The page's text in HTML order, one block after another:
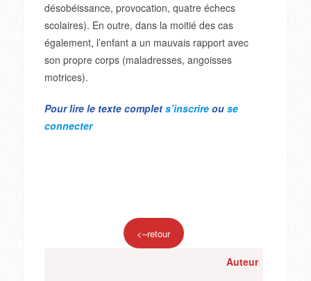
désobéissance, provocation, quatre échecs
scolaires). En outre, dans la moitié des cas
également, l’enfant a un mauvais rapport avec
son propre corps (maladresses, angoisses
motrices).
Pour lire le texte complet s’inscrireou se
connecter
<–retour
Auteur